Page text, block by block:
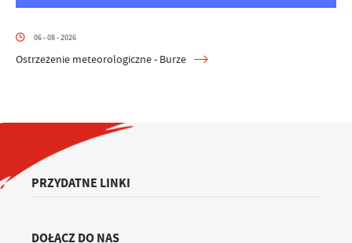
06 - 08 - 2026
Ostrzeżenie meteorologiczne - Burze
PRZYDATNE LINKI
DOŁĄCZ DO NAS